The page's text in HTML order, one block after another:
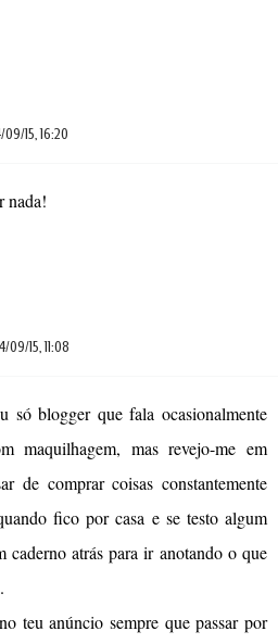
09/15, 16:20
nada!
09/15, 11:08
só blogger que fala ocasionalmente
maquilhagem, mas revejo-me em
de comprar coisas constantemente
fico por casa e se testo algum
caderno atrás para ir anotando o que
teu anúncio sempre que passar por